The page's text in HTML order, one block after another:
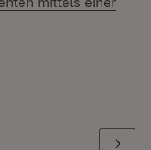
letzten Seite